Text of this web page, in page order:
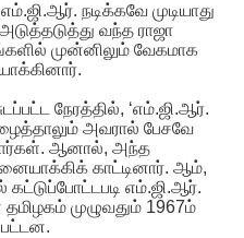
நடிக்கவே முடியாது
வந்த ராஜா
முன்னிலும் வேகமாக
நேரத்தில், ‘எம்.ஜி.ஆர்.
அவரால் பேசவே
ஆனால், அந்த
காட்டினார். ஆம்,
கட்டுப்போட்டபடி எம்.ஜி.ஆர்.
முழுவதும் 1967ம்